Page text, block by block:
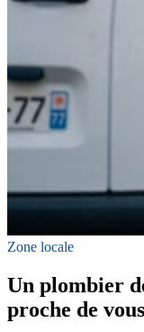
Zone locale
Un plombier
proche de